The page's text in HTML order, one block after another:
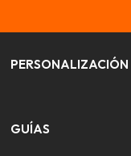
PERSONALIZACIÓN
GUÍAS